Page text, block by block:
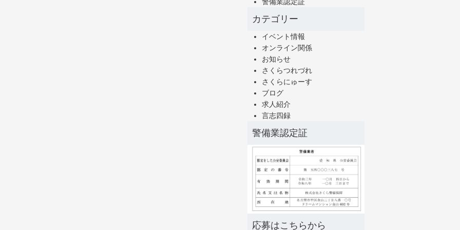
警備業認定証
カテゴリー
イベント情報
オンライン関係
お知らせ
さくらつれづれ
さくらにゅーす
ブログ
求人紹介
言志四録
警備業認定証
応募はこちらから